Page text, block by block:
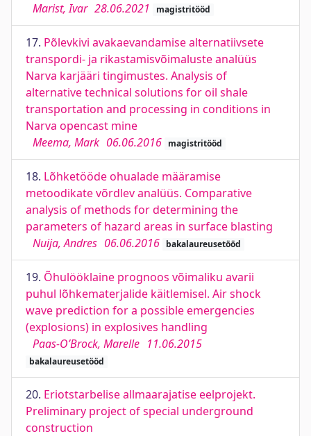
Marist, Ivar 28.06.2021 magistritööd
17. Põlevkivi avakaevandamise alternatiivsete
transpordi- ja rikastamisvõimaluste analüüs
Narva karjääri tingimustes. Analysis of
alternative technical solutions for oil shale
transportation and processing in conditions in
Narva opencast mine
Meema, Mark 06.06.2016 magistritööd
18. Lõhketööde ohualade määramise
metoodikate võrdlev analüüs. Comparative
analysis of methods for determining the
parameters of hazard areas in surface blasting
Nuija, Andres 06.06.2016 bakalaureusetööd
19. Õhulööklaine prognoos võimaliku avarii
puhul lõhkematerjalide käitlemisel. Air shock
wave prediction for a possible emergencies
(explosions) in explosives handling
Paas-O’Brock, Marelle 11.06.2015
bakalaureusetööd
20. Eriotstarbelise allmaarajatise eelprojekt.
Preliminary project of special underground
construction